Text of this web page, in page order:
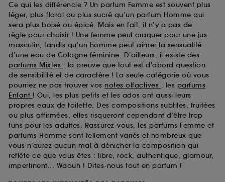
Ce qui les différencie ? Un parfum Femme est souvent plus
léger, plus floral ou plus sucré qu’un parfum Homme qui
sera plus boisé ou épicé. Mais en fait, il n’y a pas de
règle pour choisir ! Une femme peut craquer pour une jus
masculin, tandis qu’un homme peut aimer la sensualité
d’une eau de Cologne féminine. D’ailleurs, il existe des
parfums Mixtes : la preuve que tout est d’abord question
de sensibilité et de caractère ! La seule catégorie où vous
pourriez ne pas trouver vos notes olfactives : les parfums
Enfant ! Oui, les plus petits et les ados ont aussi leurs
propres eaux de toilette. Des compositions subtiles, fruitées
ou plus affirmées, elles risqueront cependant d’être trop
funs pour les adultes. Rassurez-vous, les parfums Femme et
parfums Homme sont tellement variés et nombreux que
vous n’aurez aucun mal à dénicher la composition qui
reflète ce que vous êtes : libre, rock, authentique, glamour,
impertinent... Waouh ! Dites-nous tout en parfum !